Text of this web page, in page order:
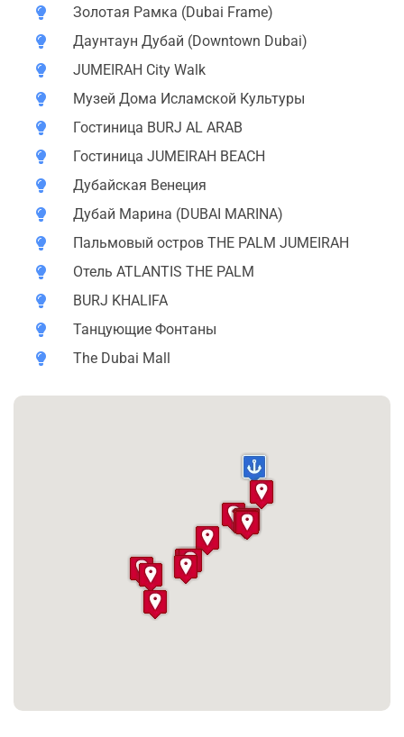
офисные здания и апартаменты в мире.
JUMEIRAH City Walk: Этот район напоминает Тайм
Сквер в Нью-Йорке, создавая атмосферу невероятного
вдохновения.
Музей Дома исламской культуры
познакомиться с национальными сокровищами,
изделия.
Гостиница BURJ AL ARAB 7*
: Это единственная 7-
звездочная гостиница в мире, где для интерьера
использовано более 8 000 м² золота и множество
других роскошных материалов.
Гостиница JUMEIRAH BEACH: Этот отель построен в
виде волны, предоставляя великолепные виды и
MADINAT JUMEIRAH, AL QASR и MINA’A AL SALAM,
создавая великолепные фото-моменты.
Дубай Марина (DUBAI MARINA): Этот район
предлагает самые высокие жилые здания в мире и
крупнейшую яхтовую гавань, которую нужно увидеть
собственными глазами.
Пальмовый остров THE PALM JUMEIRAH
впечатляющих отелей в мире, открытие которого было
Золотая Рамка (Dubai Frame)
Даунтаун Дубай (Downtown Dubai)
JUMEIRAH City Walk
Музей Дома Исламской Культуры
Гостиница BURJ AL ARAB
Гостиница JUMEIRAH BEACH
Дубайская Венеция
Дубай Марина (DUBAI MARINA)
Пальмовый остров THE PALM JUMEIRAH
Отель ATLANTIS THE PALM
BURJ KHALIFA
Танцующие Фонтаны
The Dubai Mall